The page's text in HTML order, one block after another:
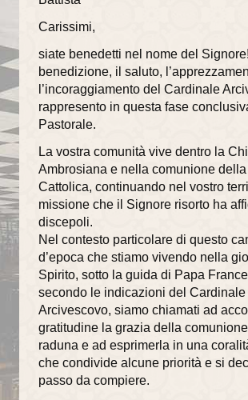
annata 2013
annata 2012
annata 2011
annata 2010
annata 2009
annata 2008
L'ORATORIO
News
Catechesi
Iniziazione cristiana
Catechisti
Carissimi,
siate benedetti nel nome del
benedizione, il saluto,
l’incoraggiamento del Cardinale
rappresento in questa fase
Pastorale.
La vostra comunità vive dentro la
Ambrosiana e nella comunione
Cattolica, continuando nel vostro
missione che il Signore risorto ha
discepoli.
Nel contesto particolare di questo
d’epoca che stiamo vivendo nella
Spirito, sotto la guida di Papa
secondo le indicazioni del Cardinale
Arcivescovo, siamo chiamati ad
gratitudine la grazia della
raduna e ad esprimerla in una
che condivide alcune priorità e si
passo da compiere.